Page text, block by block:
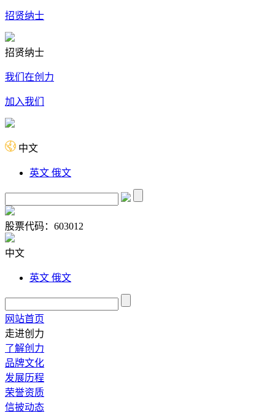
招贤纳士
招贤纳士
我们在创力
加入我们
中文
英文 俄文
股票代码： 603012
中文
英文 俄文
网站首页
走进创力
了解创力
品牌文化
发展历程
荣誉资质
信披动态